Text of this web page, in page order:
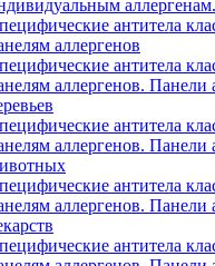
антитела
аллергенов
антитела
аллергенов. Панели
антитела
аллергенов. Панели
антитела
аллергенов. Панели
антитела